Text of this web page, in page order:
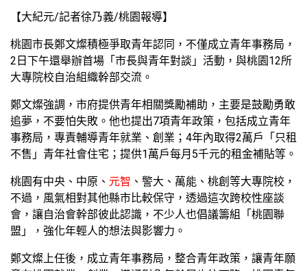
【大紀元/記者徐乃義/桃園報導】
桃園市長鄭文燦積極爭取青年認同，不僅成立青年事務局，
2日下午還舉辦首場「市長與青年對談」活動，與桃園12所
大專院校自治組織幹部交流。
鄭文燦強調，市府提供青年相關獎勵補助，主要是鼓勵勇敢
追夢，不要怕失敗。他也提出7項青年政策，包括成立青年
事務局，專責輔導青年就業、創業；4年內取得2萬戶「只租
不售」青年社會住宅；提供1萬戶每月5千元的租金補貼等。
桃園有中央、中原、 元智 、警大、萬能、桃創等大專院校，
不過，風氣相對其他縣市比較保守，透過這次跨校性座談
會，讓自治會幹部彼此認識，不少人也倡議籌組「桃園聯
盟」，強化年輕人的想法與影響力。
鄭文燦上任後，成立青年事務局，整合青年政策，讓青年願